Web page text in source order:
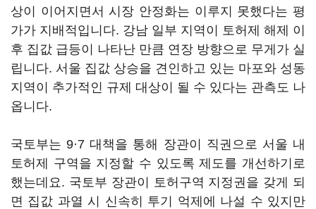
상이 이어지면서 시장 안정화는 이루지 못했다는 평
가가 지배적입니다. 강남 일부 지역이 토허제 해제 이
후 집값 급등이 나타난 만큼 연장 방향으로 무게가 실
립니다. 서울 집값 상승을 견인하고 있는 마포와 성동
지역이 추가적인 규제 대상이 될 수 있다는 관측도 나
옵니다.
국토부는 9·7 대책을 통해 장관이 직권으로 서울 내
토허제 구역을 지정할 수 있도록 제도를 개선하기로
했는데요. 국토부 장관이 토허구역 지정권을 갖게 되
면 집값 과열 시 신속히 투기 억제에 나설 수 있지만